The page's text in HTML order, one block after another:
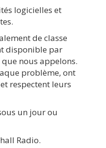
logicielles et
de classe
disponible par
nous appelons.
problème, ont
respectent leurs
un jour ou
Radio.